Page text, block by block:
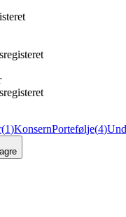
(1)KonsernPortefølje(4)